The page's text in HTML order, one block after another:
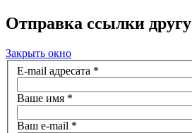
Отправка ссылки другу
Закрыть окно
E-mail адресата *
Ваше имя *
Ваш e-mail *